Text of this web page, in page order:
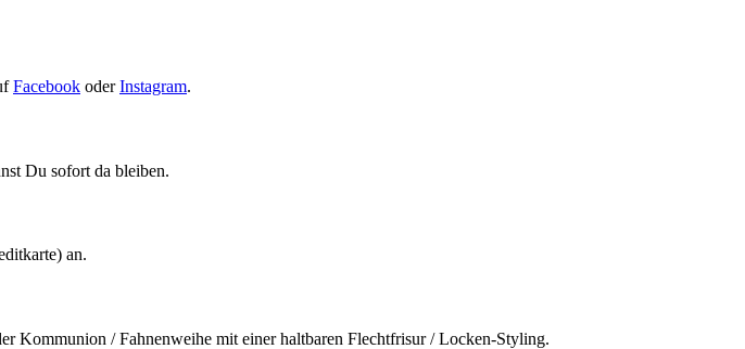
Facebook oderInstagram.
Du sofort da bleiben.
an.
Kommunion / Fahnenweihe mit einer haltbaren Flechtfrisur / Locken-Styling.